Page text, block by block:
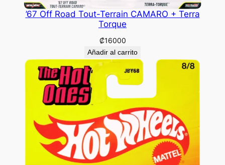
’67 Off Road Tout-Terrain CAMARO + Terra
Torque
₡16000
Añadir al carrito